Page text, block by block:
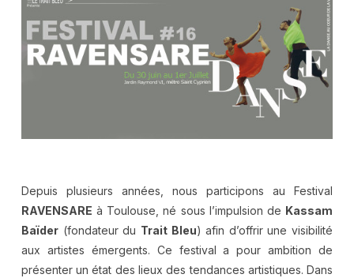
Depuis plusieurs années, nous participons au Festival
RAVENSARE à Toulouse, né sous l’impulsion de Kassam
Baïder(fondateur du Trait Bleu) afin d’offrir une visibilité
aux artistes émergents. Ce festival a pour ambition de
présenter un état des lieux des tendances artistiques. Dans